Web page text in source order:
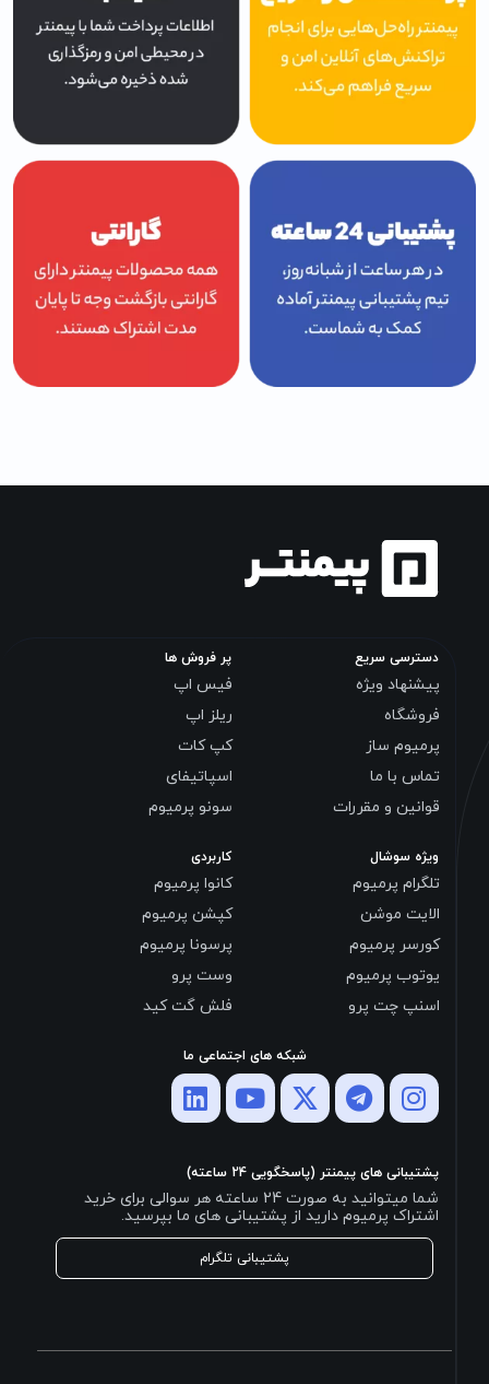
دسترسی سریع
پیشنهاد ویژه
فروشگاه
پرمیوم ساز
تماس با ما
قوانین و مقررات
پر فروش ها
فیس اپ
ریلز اپ
کپ کات
اسپاتیفای
سونو پرمیوم
ویژه سوشال
تلگرام پرمیوم
الایت موشن
کورسر پرمیوم
یوتوب پرمیوم
اسنپ چت پرو
کاربردی
کانوا پرمیوم
کپشن پرمیوم
پرسونا پرمیوم
وست پرو
فلش گت کید
شبکه های اجتماعی ما
پشتیبانی های پیمنتر (پاسخگویی 24 ساعته)
شما میتوانید به صورت 24 ساعته هر سوالی برای خرید
اشتراک پرمیوم دارید از پشتیبانی های ما بپرسید.
پشتیبانی تلگرام